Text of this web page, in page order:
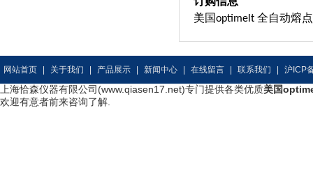
美国optimelt 全自动熔
网站首页 关于我们 产品展示 新闻中心 在线留言 联系我们 沪ICP
上海恰森仪器有限公司(www.qiasen17.net)专门提供各类优质美国
欢迎有意者前来咨询了解.